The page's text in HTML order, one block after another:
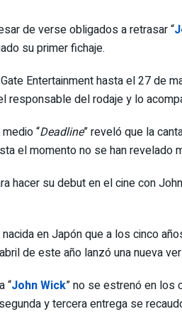
de verse obligados a retrasar “
su primer fichaje.
Entertainment hasta el 27 de
responsable del rodaje y lo
medio “Deadline” reveló que la
el momento no se han
hacer su debut en el cine con
en Japón que a los cinco
de este año lanzó una nueva
“John Wick” no se estrenó en los
y tercera entrega se